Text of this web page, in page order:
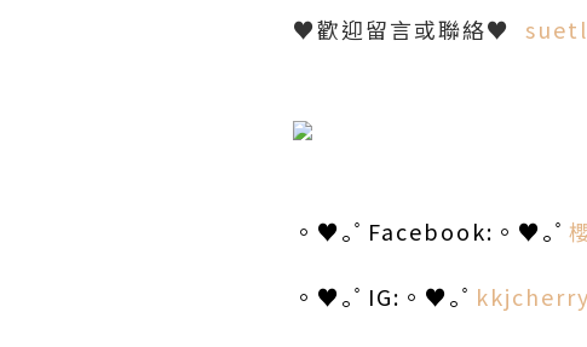
♥歡迎留言或聯絡♥
。♥｡ﾟFacebook:。♥｡ﾟ
。♥｡ﾟIG:。♥｡ﾟ kkjcherry